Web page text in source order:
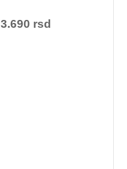
3.690 rsd